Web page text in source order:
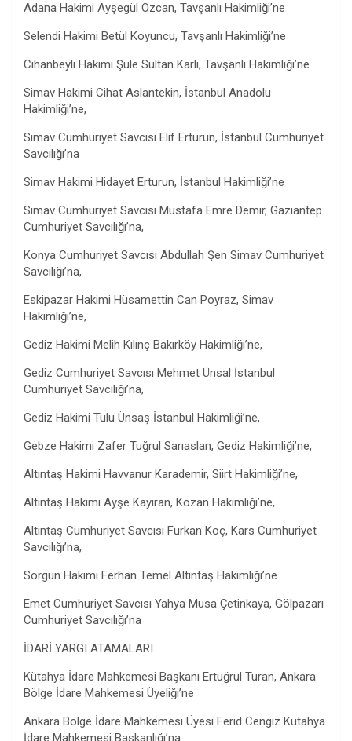
Adana Hakimi Ayşegül Özcan, Tavşanlı Hakimliği’ne
Selendi Hakimi Betül Koyuncu, Tavşanlı Hakimliği’ne
Cihanbeyli Hakimi Şule Sultan Karlı, Tavşanlı Hakimliği’ne
Simav Hakimi Cihat Aslantekin, İstanbul Anadolu
Hakimliği’ne,
Simav Cumhuriyet Savcısı Elif Erturun, İstanbul Cumhuriyet
Savcılığı’na
Simav Hakimi Hidayet Erturun, İstanbul Hakimliği’ne
Simav Cumhuriyet Savcısı Mustafa Emre Demir, Gaziantep
Cumhuriyet Savcılığı’na,
Konya Cumhuriyet Savcısı Abdullah Şen Simav Cumhuriyet
Savcılığı’na,
Eskipazar Hakimi Hüsamettin Can Poyraz, Simav
Hakimliği’ne,
Gediz Hakimi Melih Kılınç Bakırköy Hakimliği’ne,
Gediz Cumhuriyet Savcısı Mehmet Ünsal İstanbul
Cumhuriyet Savcılığı’na,
Gediz Hakimi Tulu Ünsaş İstanbul Hakimliği’ne,
Gebze Hakimi Zafer Tuğrul Sarıaslan, Gediz Hakimliği’ne,
Altıntaş Hakimi Havvanur Karademir, Siirt Hakimliği’ne,
Altıntaş Hakimi Ayşe Kayıran, Kozan Hakimliği’ne,
Altıntaş Cumhuriyet Savcısı Furkan Koç, Kars Cumhuriyet
Savcılığı’na,
Sorgun Hakimi Ferhan Temel Altıntaş Hakimliği’ne
Emet Cumhuriyet Savcısı Yahya Musa Çetinkaya, Gölpazarı
Cumhuriyet Savcılığı’na
İDARİ YARGI ATAMALARI
Kütahya İdare Mahkemesi Başkanı Ertuğrul Turan, Ankara
Bölge İdare Mahkemesi Üyeliği’ne
Ankara Bölge İdare Mahkemesi Üyesi Ferid Cengiz Kütahya